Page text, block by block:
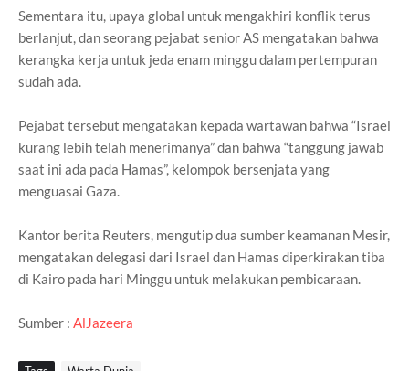
Sementara itu, upaya global untuk mengakhiri konflik terus
berlanjut, dan seorang pejabat senior AS mengatakan bahwa
kerangka kerja untuk jeda enam minggu dalam pertempuran
sudah ada.
Pejabat tersebut mengatakan kepada wartawan bahwa “Israel
kurang lebih telah menerimanya” dan bahwa “tanggung jawab
saat ini ada pada Hamas”, kelompok bersenjata yang
menguasai Gaza.
Kantor berita Reuters, mengutip dua sumber keamanan Mesir,
mengatakan delegasi dari Israel dan Hamas diperkirakan tiba
di Kairo pada hari Minggu untuk melakukan pembicaraan.
Sumber : AlJazeera